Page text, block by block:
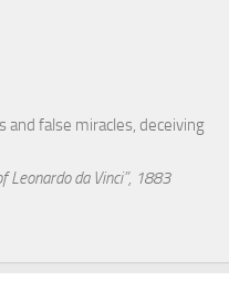
and false miracles, deceiving
Leonardo da Vinci”, 1883